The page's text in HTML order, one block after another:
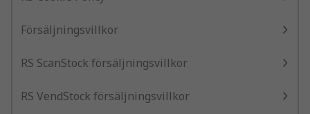
Försäljningsvillkor
RS ScanStock försäljningsvillkor
RS VendStock försäljningsvillkor